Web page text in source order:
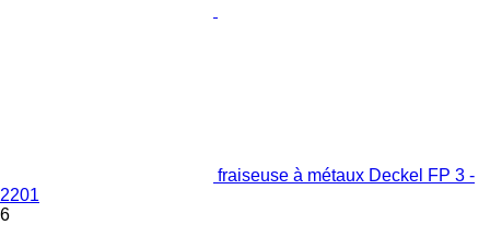
fraiseuse à métaux Deckel FP 3 -
2201
6